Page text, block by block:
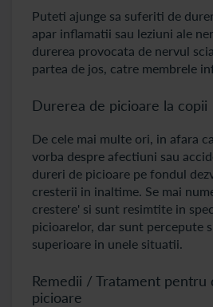
Puteti ajunge sa suferiti de
apar inflamatii sau leziuni ale
durerea provocata de nervul
partea de jos, catre membrele
Durerea de picioare la copii
De cele mai multe ori, in afara
vorba despre afectiuni sau
dureri de picioare pe fondul
cresterii in inaltime. Se mai
crestere' si sunt resimtite in
picioarelor, dar sunt percepute
superioare in unele situatii.
Remedii / Tratament pentru
picioare